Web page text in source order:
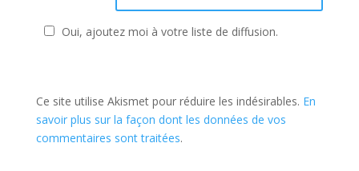
Oui, ajoutez moi à votre liste de diffusion.
Ce site utilise Akismet pour réduire les indésirables. En
savoir plus sur la façon dont les données de vos
commentaires sont traitées.